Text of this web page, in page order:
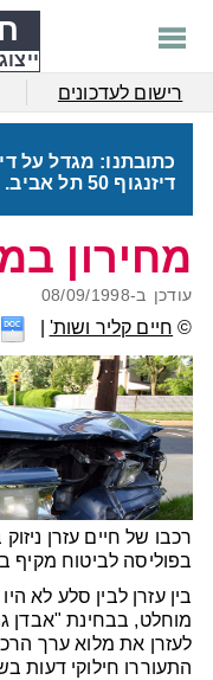
רישום לעדכונים
דיזנגוף 50 תל אביב. דרכי ההגעה בתפריט "אודותינו".
מחירון
עודכן ב-08/09/1998
© חיים קליר ושות'
רכבו של חיים עזרן
בפוליסה לביטוח
בין עזרן לבין סלע לא
מוחלט, בבחינת "אבדן
לעזרן את מלוא ערך
התעוררו חילוקי דעות